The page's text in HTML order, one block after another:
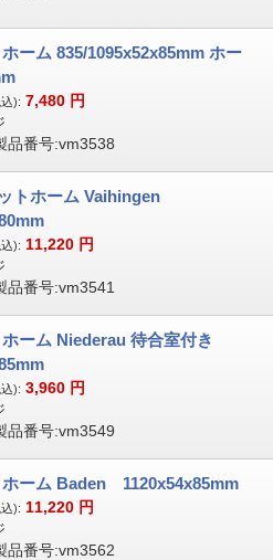
ーム 835/1095x52x85mm ホー
): 7,480 円
品番号:vm3538
トホーム Vaihingen
): 11,220 円
品番号:vm3541
ーム Niederau 待合室付き
): 3,960 円
品番号:vm3549
ホーム Baden 1120x54x85mm
): 11,220 円
品番号:vm3562